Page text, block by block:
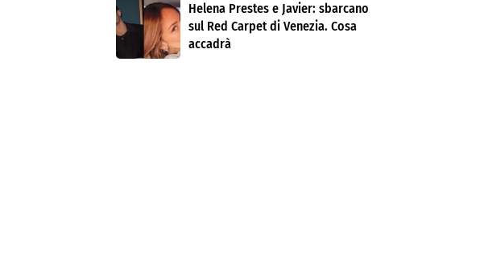
Helena Prestes e Javier: sbarcano
sul Red Carpet di Venezia. Cosa
accadrà